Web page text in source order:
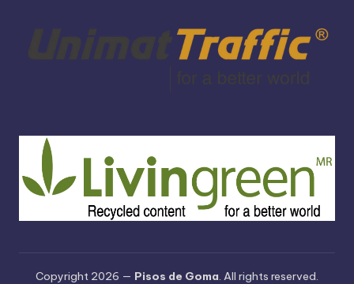
Copyright 2026 — Pisos de Goma. All rights reserved.